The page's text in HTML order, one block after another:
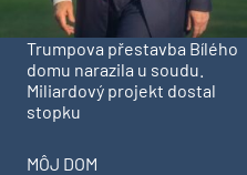
Trumpova přestavba Bílého
domu narazila u soudu.
Miliardový projekt dostal
stopku
MÔJ DOM